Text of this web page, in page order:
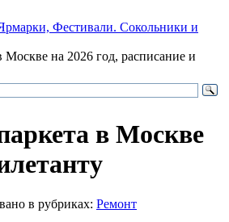
Фестивали. Сокольники и
на 2026 год, расписание и
в Москве
в рубриках: Ремонт